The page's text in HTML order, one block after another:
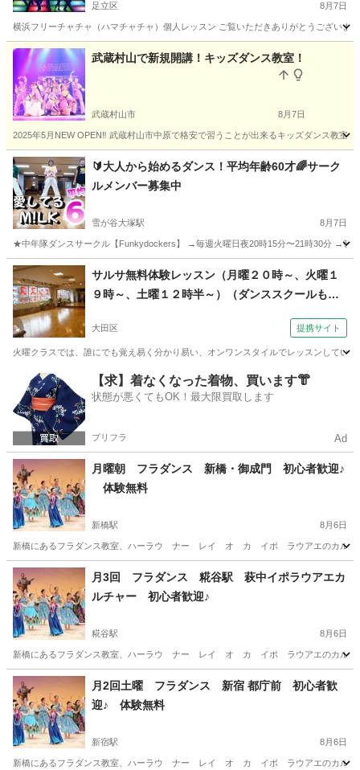
ッスン
足立区 8月7日
横浜フリーチャチャ（ハマチャチャ）個人レッスン ご覧いただきありがとうございま
東京 足立区 その他 ハマチャチャ
武蔵村山で新規開講！キッズダンス教室！
武蔵村山市 8月7日
2025年5月NEW OPEN‼️ 武蔵村山市中原で格安で習うことが出来るキッズダンス教室
東京 武蔵村山市 ヒップホップ キッズダンス
🔰大人から始めるダンス！平均年齢60才🌈サーク
ルメンバー募集中
雪が谷大塚駅 8月7日
★中年隊ダンスサークル【Funkydockers】 →毎週火曜日夜20時15分〜21時30分 →嶺
東京 大田区 雪が谷大塚駅 踊ってみた
サルサ無料体験レッスン（月曜２０時～、火曜１
９時～、土曜１２時半～）（ダンススクールもり
大田区 提携サイト
火曜クラスでは、誰にでも覚え易く分かり易い、オンワンスタイルでレッスンしてい
東京 大田区 サルサダンス
【求】着なくなった着物、買います👘
状態が悪くてもOK！最大限買取します
プリフラ Ad
月曜朝 フラダンス 新橋・御成門 初心者歓迎♪
体験無料
新橋駅 8月6日
新橋にあるフラダンス教室、ハーラウ ナー レイ オ カ イポ ラウアエのカルチャ
東京 港区 新橋駅 フラダンス 東京 港区 御成門駅
フラダンス 無料
月3回 フラダンス 糀谷駅 萩中イポラウアエカ
ルチャー 初心者歓迎♪
糀谷駅 8月6日
新橋にあるフラダンス教室、ハーラウ ナー レイ オ カ イポ ラウアエのカルチャ
東京 大田区 糀谷駅 フラダンス クラス
月2回土曜 フラダンス 新宿 都庁前 初心者歓
迎♪ 体験無料
新宿駅 8月6日
新橋にあるフラダンス教室、ハーラウ ナー レイ オ カ イポ ラウアエのカルチャ